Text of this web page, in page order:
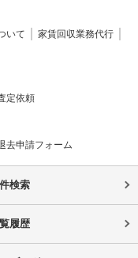
いて
家賃回収業務代行
定依頼
去申請フォーム
検索
履歴